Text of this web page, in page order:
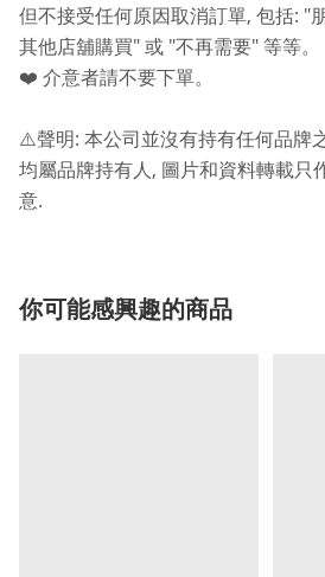
但不接受任何原因取消訂單, 包括: "
其他店舖購買" 或 "不再需要" 等等。
❤️ 介意者請不要下單。
⚠️聲明: 本公司並沒有持有任何品牌
均屬品牌持有人 , 圖片和資料轉載只
意.
你可能感興趣的商品